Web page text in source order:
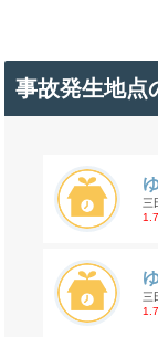
事故発生地点
三
三